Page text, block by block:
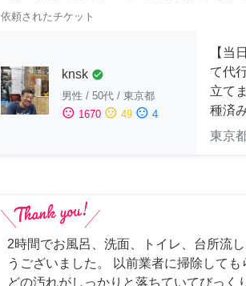
依頼されたチケット
knsk check_circle
男性 / 50代 / 東京都
sentiment_satisfied 1670 sentiment_neutral 49 sentiment_dissatisfied 4
【当
て代
立て
種済
東京
2時間でお風呂、洗面、トイレ、台所流
うございました。 以前業者に掃除して
どの汚れがしっかりと落ちていてびっく